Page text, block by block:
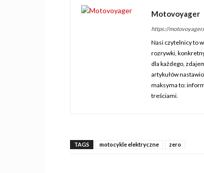
Motovoyager
https://
Nasi czytelnicy to
rozrywki,
dla każdego,
artykułów
maksyma to:
treściami.
TAGS motocykle elektryczne zero